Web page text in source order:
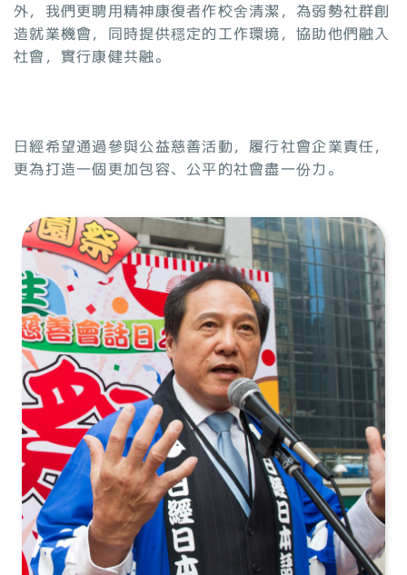
外，我們更聘用精神康復者作校舍清潔，為弱勢社群創
造就業機會，同時提供穩定的工作環境，協助他們融入
社會，實行康健共融。
日經希望通過參與公益慈善活動，履行社會企業責任，
更為打造一個更加包容、公平的社會盡一份力。